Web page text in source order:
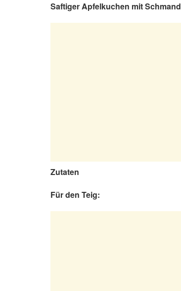
Saftiger Apfelkuchen mit Schmand
Zutaten
Für den Teig: